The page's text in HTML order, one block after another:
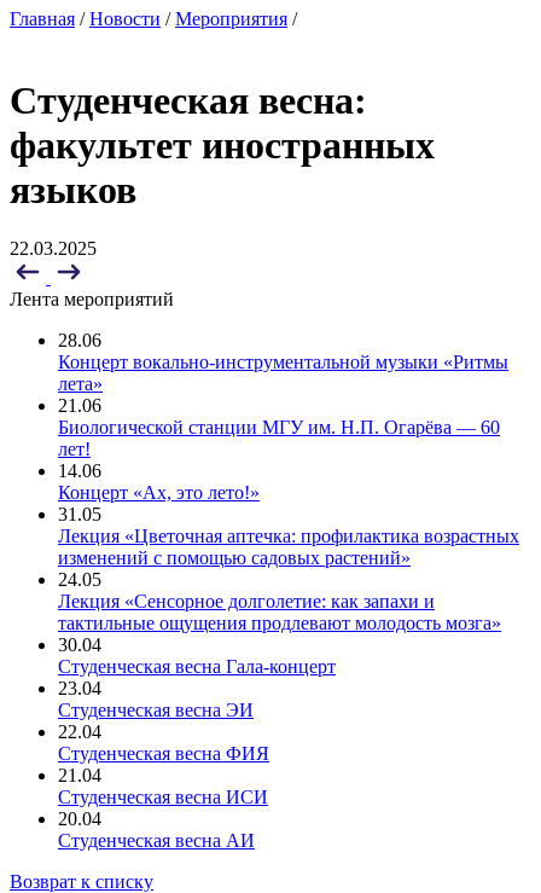
Главная /Новости /Мероприятия /
Студенческая весна:
факультет иностранных
языков
22.03.2025
Лента мероприятий
28.06
Концерт вокально-инструментальной музыки «Ритмы
лета»
21.06
Биологической станции МГУ им. Н.П. Огарёва — 60
лет!
14.06
Концерт «Ах, это лето!»
31.05
Лекция «Цветочная аптечка: профилактика возрастных
изменений с помощью садовых растений»
24.05
Лекция «Сенсорное долголетие: как запахи и
тактильные ощущения продлевают молодость мозга»
30.04
Студенческая весна Гала-концерт
23.04
Студенческая весна ЭИ
22.04
Студенческая весна ФИЯ
21.04
Студенческая весна ИСИ
20.04
Студенческая весна АИ
Возврат к списку